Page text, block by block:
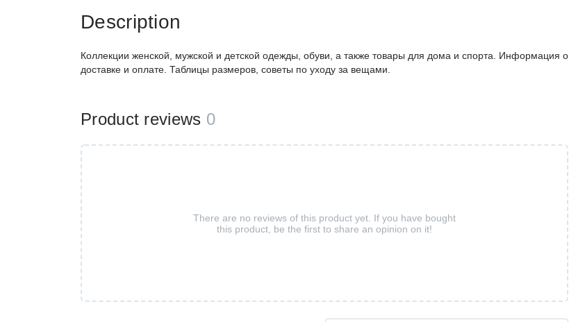
Description
Коллекции женской, мужской и детской одежды, обуви, а также товары для дома и спорта. Информация о
доставке и оплате. Таблицы размеров, советы по уходу за вещами.
Product reviews 0
There are no reviews of this product yet. If you have bought
this product, be the first to share an opinion on it!